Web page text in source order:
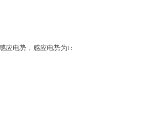
应电势，感应电势为E: